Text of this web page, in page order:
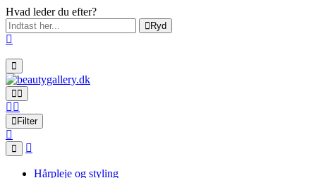
Hvad leder du efter?
Ryd
Filter
Hårpleje og styling